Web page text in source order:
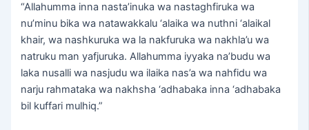
“Allahumma inna nasta’inuka wa nastaghfiruka wa
nu’minu bika wa natawakkalu ‘alaika wa nuthni ‘alaikal
khair, wa nashkuruka wa la nakfuruka wa nakhla’u wa
natruku man yafjuruka. Allahumma iyyaka na’budu wa
laka nusalli wa nasjudu wa ilaika nas’a wa nahfidu wa
narju rahmataka wa nakhsha ‘adhabaka inna ‘adhabaka
bil kuffari mulhiq.”